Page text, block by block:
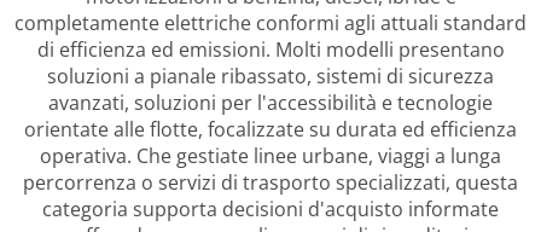
completamente elettriche conformi agli attuali standard
di efficienza ed emissioni. Molti modelli presentano
soluzioni a pianale ribassato, sistemi di sicurezza
avanzati, soluzioni per l'accessibilità e tecnologie
orientate alle flotte, focalizzate su durata ed efficienza
operativa. Che gestiate linee urbane, viaggi a lunga
percorrenza o servizi di trasporto specializzati, questa
categoria supporta decisioni d'acquisto informate